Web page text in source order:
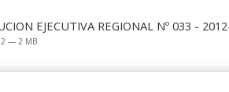
EJECUTIVA REGIONAL Nº 033 -
— 2 MB